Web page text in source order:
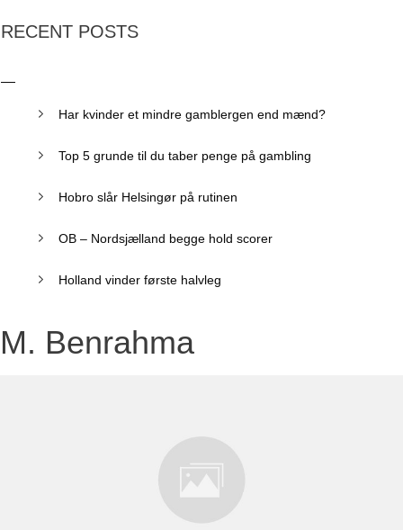
M. Benrahma
RECENT POSTS
Har kvinder et mindre gamblergen end mænd?
Top 5 grunde til du taber penge på gambling
Hobro slår Helsingør på rutinen
OB – Nordsjælland begge hold scorer
Holland vinder første halvleg